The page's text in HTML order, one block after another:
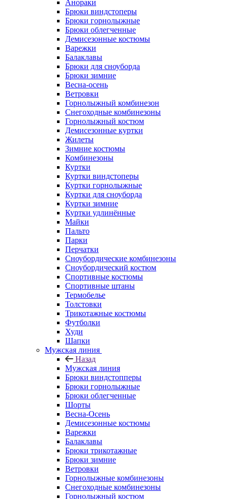
Анораки
Брюки виндстоперы
Брюки горнолыжные
Брюки облегченные
Демисезонные костюмы
Варежки
Балаклавы
Брюки для сноуборда
Брюки зимние
Весна-осень
Ветровки
Горнолыжный комбинезон
Снегоходные комбинезоны
Горнолыжный костюм
Демисезонные куртки
Жилеты
Зимние костюмы
Комбинезоны
Куртки
Куртки виндстоперы
Куртки горнолыжные
Куртки для сноуборда
Куртки зимние
Куртки удлинённые
Майки
Пальто
Парки
Перчатки
Сноубордические комбинезоны
Сноубордический костюм
Спортивные костюмы
Спортивные штаны
Термобелье
Толстовки
Трикотажные костюмы
Футболки
Худи
Шапки
Мужская линия
Назад
Мужская линия
Брюки виндстопперы
Брюки горнолыжные
Брюки облегченные
Шорты
Весна-Осень
Демисезонные костюмы
Варежки
Балаклавы
Брюки трикотажные
Брюки зимние
Ветровки
Горнолыжные комбинезоны
Снегоходные комбинезоны
Горнолыжный костюм